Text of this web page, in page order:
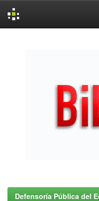
Defensoría Pública del